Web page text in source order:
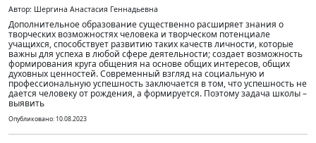
Автор: Шергина Анастасия Геннадьевна
Дополнительное образование существенно расширяет знания о
творческих возможностях человека и творческом потенциале
учащихся, способствует развитию таких качеств личности, которые
важны для успеха в любой сфере деятельности; создает возможность
формирования круга общения на основе общих интересов, общих
духовных ценностей. Современный взгляд на социальную и
профессиональную успешность заключается в том, что успешность не
дается человеку от рождения, а формируется. Поэтому задача школы –
выявить
Опубликовано: 10.08.2023